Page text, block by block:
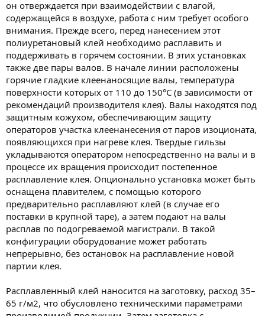
он отверждается при взаимодействии с влагой,
содержащейся в воздухе, работа с ним требует особого
внимания. Прежде всего, перед нанесением этот
полиуретановый клей необходимо расплавить и
поддерживать в горячем состоянии. В этих установках
также две пары валов. В начале линии расположены
горячие гладкие клеенаносящие валы, температура
поверхности которых от 110 до 150°C (в зависимости от
рекомендаций производителя клея). Валы находятся под
защитным кожухом, обеспечивающим защиту
операторов участка клеенанесения от паров изоционата,
появляющихся при нагреве клея. Твердые гильзы
укладываются оператором непосредственно на валы и в
процессе их вращения происходит постепенное
расплавление клея. Опционально установка может быть
оснащена плавителем, с помощью которого
предварительно расплавляют клей (в случае его
поставки в крупной таре), а затем подают на валы
расплав по подогреваемой магистрали. В такой
конфигурации оборудование может работать
непрерывно, без остановок на расплавление новой
партии клея.
Расплавленный клей наносится на заготовку, расход 35–
65 г/м2, что обусловлено техническими параметрами